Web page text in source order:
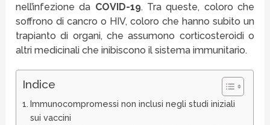
nell’infezione da COVID-19. Tra queste, coloro che
soffrono di cancro o HIV, coloro che hanno subito un
trapianto di organi, che assumono corticosteroidi o
altri medicinali che inibiscono il sistema immunitario.
Indice
Immunocompromessi non inclusi negli studi iniziali
sui vaccini